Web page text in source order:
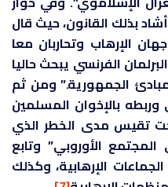
بذلك القانون، حيث قال
الإرهاب وتحاربان معا
الفرنسي يبحث حاليا
الجمهورية.” ومن ثم
بالإخوان المسلمين
تقيس مدى الخطر الذي
الأوروبي” وتابع
الإرهابية، وكذلك